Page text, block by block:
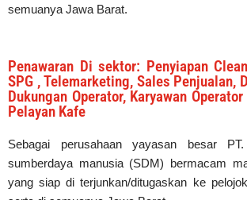
semuanya Jawa Barat.
Penawaran Di sektor: Penyiapan
SPG , Telemarketing, Sales Penjualan,
Dukungan Operator, Karyawan
Pelayan Kafe
Sebagai perusahaan yayasan besar
sumberdaya manusia (SDM) bermacam
yang siap di terjunkan/ditugaskan ke